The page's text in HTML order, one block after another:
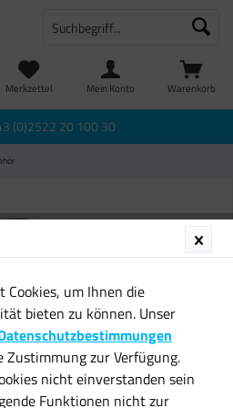
Warenkorb
Merkzettel Mein Konto
(0)2522 20 100 30
Cookies, um Ihnen die
bieten zu können. Unser
Zustimmung zur Verfügung.
nicht einverstanden sein
Funktionen nicht zur